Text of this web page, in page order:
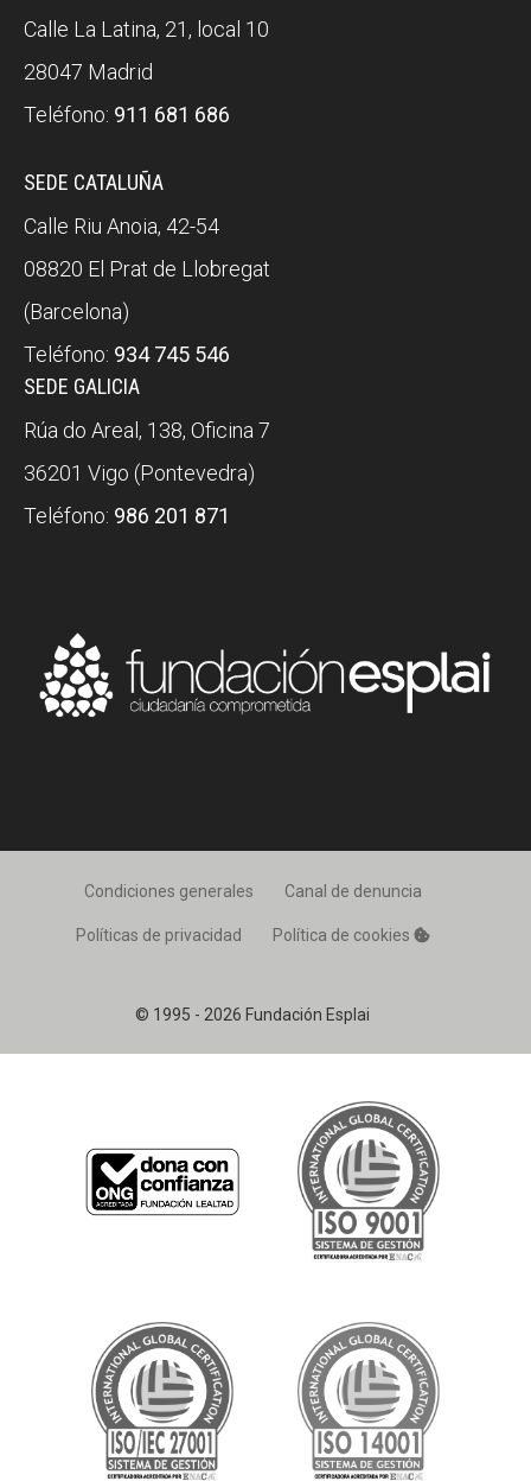
Calle La Latina, 21, local 10
28047 Madrid
Teléfono: 911 681 686
SEDE CATALUÑA
Calle Riu Anoia, 42-54
08820 El Prat de Llobregat
(Barcelona)
Teléfono: 934 745 546
SEDE GALICIA
Rúa do Areal, 138, Oficina 7
36201 Vigo (Pontevedra)
Teléfono: 986 201 871
© 1995 - 2026 Fundación Esplai
Condiciones generales Canal de denuncia
Políticas de privacidad Política de cookies